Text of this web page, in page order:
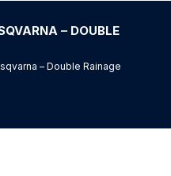
– DOUBLE
– Double Rainage